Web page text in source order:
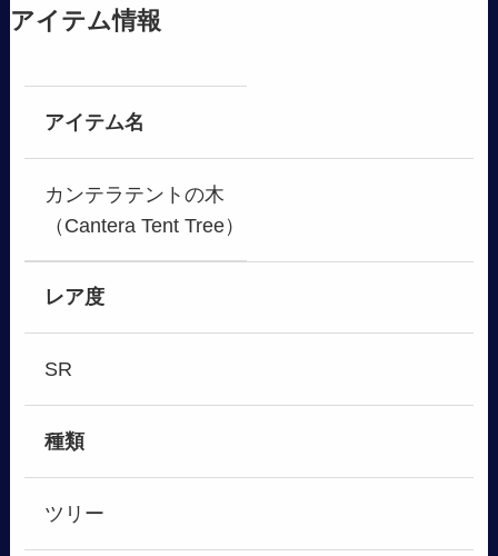
アイテム情報
アイテム名
カンテラテントの木
（Cantera Tent Tree）
レア度
SR
種類
ツリー